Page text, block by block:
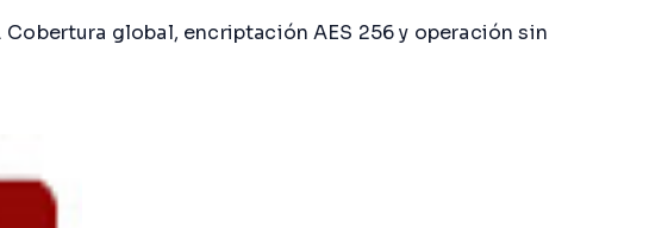
global, encriptación AES 256 y operación sin